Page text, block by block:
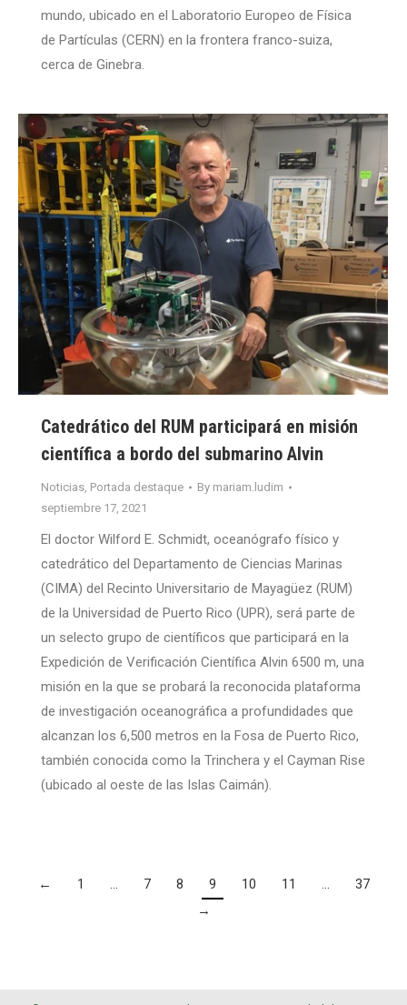
mundo, ubicado en el Laboratorio Europeo de Física
de Partículas (CERN) en la frontera franco-suiza,
cerca de Ginebra.
Catedrático del RUM participará en misión
científica a bordo del submarino Alvin
Noticias, Portada destaque By mariam.ludim
septiembre 17, 2021
El doctor Wilford E. Schmidt, oceanógrafo físico y
catedrático del Departamento de Ciencias Marinas
(CIMA) del Recinto Universitario de Mayagüez (RUM)
de la Universidad de Puerto Rico (UPR), será parte de
un selecto grupo de científicos que participará en la
Expedición de Verificación Científica Alvin 6500 m, una
misión en la que se probará la reconocida plataforma
de investigación oceanográfica a profundidades que
alcanzan los 6,500 metros en la Fosa de Puerto Rico,
también conocida como la Trinchera y el Cayman Rise
(ubicado al oeste de las Islas Caimán).
← 1 … 7 8 9 10 11 …
37
→